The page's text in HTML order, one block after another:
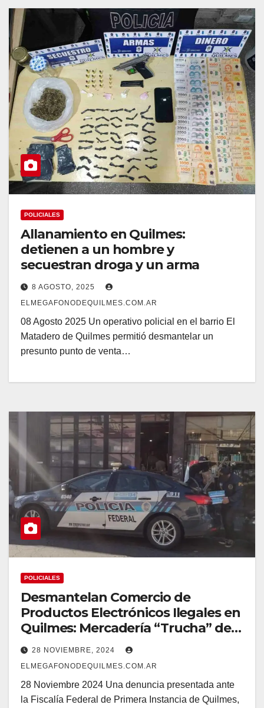
POLICIALES
Allanamiento en Quilmes:
detienen a un hombre y
secuestran droga y un arma
8 AGOSTO, 2025
ELMEGAFONODEQUILMES.COM.AR
08 Agosto 2025 Un operativo policial en el barrio El
Matadero de Quilmes permitió desmantelar un
presunto punto de venta…
POLICIALES
Desmantelan Comercio de
Productos Electrónicos Ilegales en
Quilmes: Mercadería “Trucha” de
Apple
28 NOVIEMBRE, 2024
ELMEGAFONODEQUILMES.COM.AR
28 Noviembre 2024 Una denuncia presentada ante
la Fiscalía Federal de Primera Instancia de Quilmes,